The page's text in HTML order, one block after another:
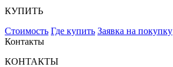
КУПИТЬ
Стоимость Где купить Заявка на покупку
Контакты
КОНТАКТЫ